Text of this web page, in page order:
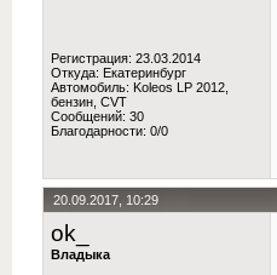
Регистрация: 23.03.2014
Откуда: Екатеринбург
Автомобиль: Koleos LP 2012,
бензин, CVT
Сообщений: 30
Благодарности: 0/0
20.09.2017, 10:29
ok_
Владыка